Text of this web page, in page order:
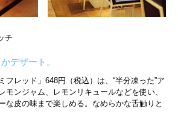
チ
デザート。
フレッド」648円（税込）は、“半分凍った”ア
モンジャム、レモンリキュールなどを使い、
な皮の味まで楽しめる。なめらかな舌触りと